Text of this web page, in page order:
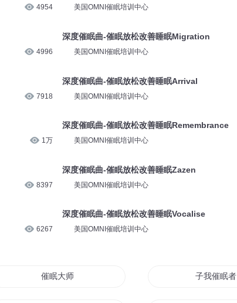
4954
4996
7918
1万
8397
6267
美国OMNI催眠培训中心
深度催眠曲-催眠放松改善睡眠Migration
美国OMNI催眠培训中心
深度催眠曲-催眠放松改善睡眠Arrival
美国OMNI催眠培训中心
深度催眠曲-催眠放松改善睡眠Remembrance
美国OMNI催眠培训中心
深度催眠曲-催眠放松改善睡眠Zazen
美国OMNI催眠培训中心
深度催眠曲-催眠放松改善睡眠Vocalise
美国OMNI催眠培训中心
催眠大师 子我催眠者